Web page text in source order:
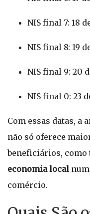
NIS final 7: 18
NIS final 8: 19
NIS final 9: 20
NIS final 0: 23
Com essas datas, a
não só oferece
beneficiários, como
economia local
comércio.